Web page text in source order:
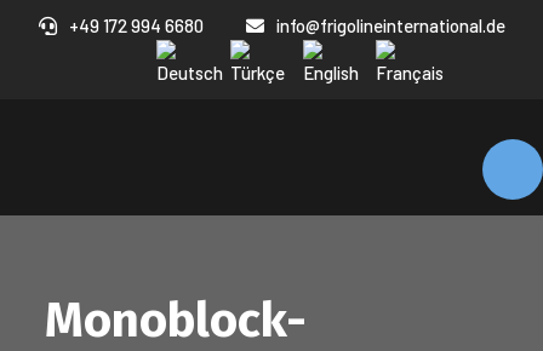
+49 172 994 6680 info@frigolineinternational.de
Monoblock-